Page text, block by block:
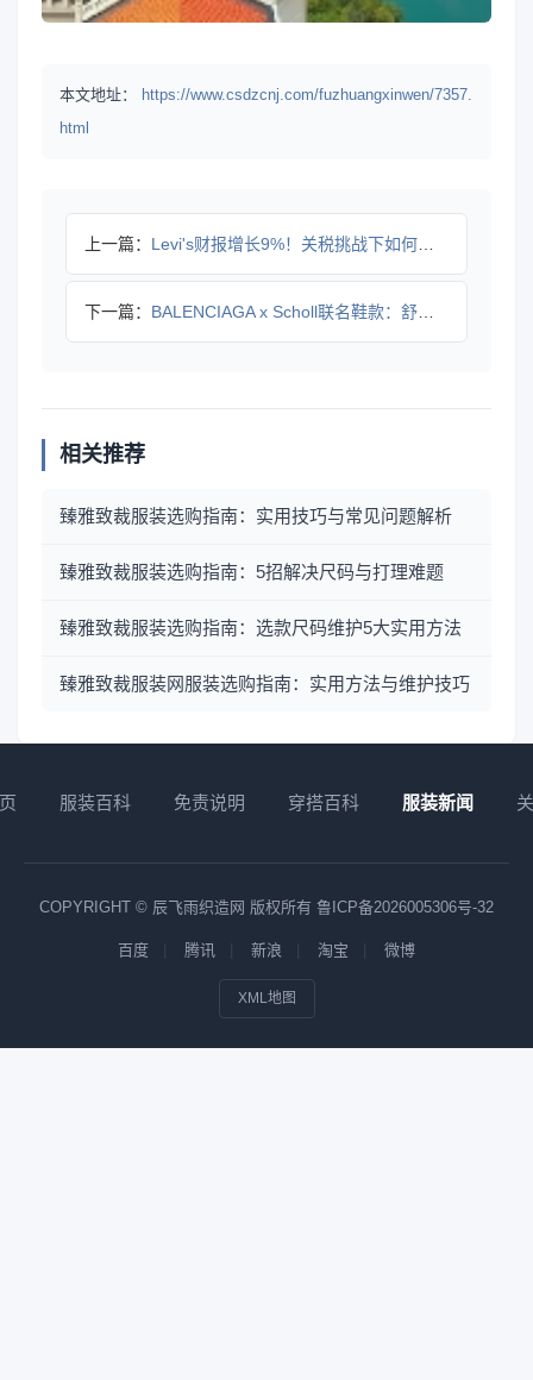
本文地址：
https://www.csdzcnj.com/fuzhuangxinwen/7357.
html
上一篇： Levi's财报增长9%！关税挑战下如何破局？
下一篇： BALENCIAGA x Scholl联名鞋款：舒适与设计的
相关推荐
臻雅致裁服装选购指南：实用技巧与常见问题解析
臻雅致裁服装选购指南：5招解决尺码与打理难题
臻雅致裁服装选购指南：选款尺码维护5大实用方法
臻雅致裁服装网服装选购指南：实用方法与维护技巧
服装百科 免责说明 穿搭百科 服装新闻
COPYRIGHT © 辰飞雨织造网 版权所有 鲁ICP备2026005306号-32
百度 腾讯 新浪 淘宝 微博
XML地图